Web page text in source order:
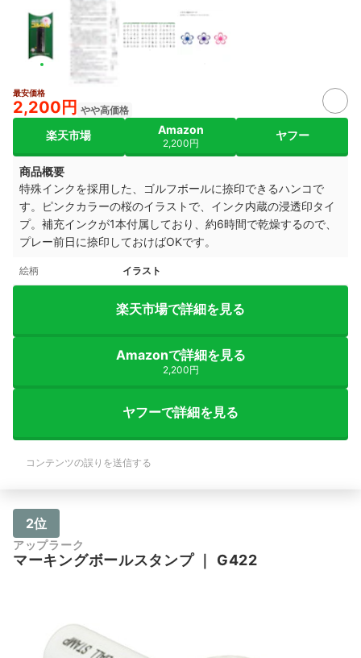
最安価格
2,200円 やや高価格
楽天市場 Amazon
2,200円
ヤフー
商品概要
特殊インクを採用した、ゴルフボールに捺印できるハンコで
す。ピンクカラーの桜のイラストで、 インク内蔵の浸透印タイ
プ。 補充インクが1本付属しており、 約6時間で乾燥するので、
プレー前日に捺印しておけばOKです。
絵柄 イラスト
楽天市場で詳細を見る
Amazonで詳細を見る
2,200円
ヤフーで詳細を見る
コンテンツの誤りを送信する
2位
アップラーク
マーキングボールスタンプ｜ G422